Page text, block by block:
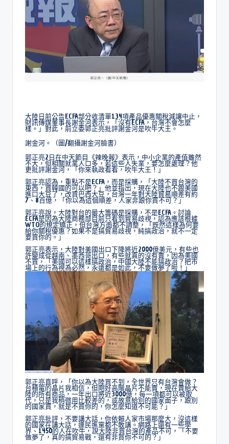
大陸日前公告ECFA部分收清單134項產品優惠關稅減讓中止，
財訊傳媒董事長謝金河表示，「沒有ECFA，台灣不會怎麼
樣。」對此，前立委郭正亮批評謝金河是吹牛大王。
謝金河。（圖/翻攝謝金河臉書）
郭正亮2日在中天節目《辣晚報》表示，中小企業的產值雖然
不大，但相關就業人口多，若這些人失業，要怎麼處理？他
更批評謝金河，「你來執政看看，吹牛大王！」
郭正亮認為，重點不是ECFA，而是採購，「大陸不買台灣的
東西，買韓國的可以吧？」他並指出，現在大陸也不跟美國
進口大豆了，改買巴西大豆，台灣一年對大陸貿易順差有約
7、8百億，「你以為這個順差，人家非跟你買不可？」
郭正亮說，大陸對台的最大籌碼是採購，不是ECFA。討論
ECFA是因為大陸商務部目前只看到貿易歧視，認為應該根據
WTO的規定矯正，但台灣方面都不調整，「既然這樣為何要
給你關稅優惠？如果不是搞貿易歧視，純搞政治，就不一定
要買你的。」
郭正亮表示，大陸對美國出口下降將近2000億美元，有些也
許變成從越南、墨西哥出口，有些就真的沒有賣，因為美國
不買，「美國可以這樣搞政治，中國大陸不能搞政治？把市
場上的行為視為必然，永遠都是如此，不要做夢了啦！」
郭正亮直呼，「你以為大陸買不到，全世界只有台灣會做？
台積電的晶片我相信，但剛好高階晶片不能賣，現在賣給大
陸的所有商品，一年出口將近3000億，每一項都可以被取
代，只是我稍微用比較差的，或故意給別的國家面子，跟別
的國家買，就是不買你的，你怎麼知道不可能？」
郭正亮批評，不要講大話，你依賴人家市場那麼大，沒這樣
的國家在講大話，連民進黨都不敢講。網路上還有一些學
界、1450的人在吹牛，說大陸非買台灣的產品不可，「不要
做夢了，真的搞貿易戰，還有非買你不可的？」